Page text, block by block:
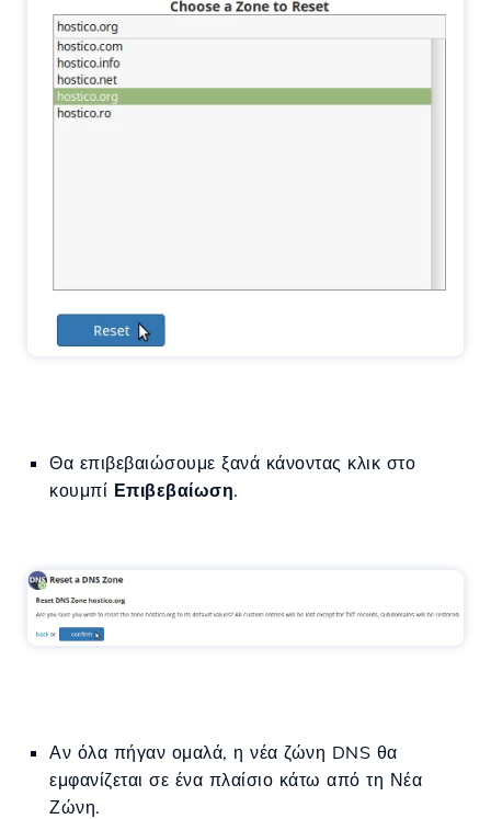
Θα επιβεβαιώσουμε ξανά κάνοντας κλικ στο
κουμπί Επιβεβαίωση.
Αν όλα πήγαν ομαλά, η νέα ζώνη DNS θα
εμφανίζεται σε ένα πλαίσιο κάτω από τη Νέα
Ζώνη.